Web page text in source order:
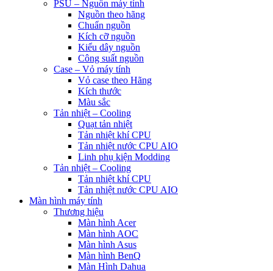
PSU – Nguồn máy tính
Nguồn theo hãng
Chuẩn nguồn
Kích cỡ nguồn
Kiểu dây nguồn
Công suất nguồn
Case – Vỏ máy tính
Vỏ case theo Hãng
Kích thước
Màu sắc
Tản nhiệt – Cooling
Quạt tản nhiệt
Tản nhiệt khí CPU
Tản nhiệt nước CPU AIO
Linh phụ kiện Modding
Tản nhiệt – Cooling
Tản nhiệt khí CPU
Tản nhiệt nước CPU AIO
Màn hình máy tính
Thương hiệu
Màn hình Acer
Màn hình AOC
Màn hình Asus
Màn hình BenQ
Màn Hình Dahua